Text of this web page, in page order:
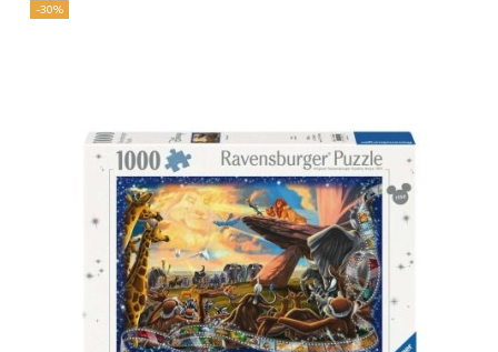
-30%